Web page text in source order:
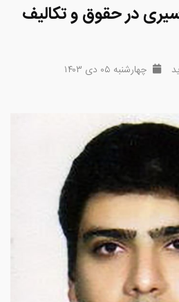
در حقوق و تکالیف
چهارشنبه ۰۵ دی ۱۴۰۳